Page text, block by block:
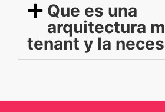
Que es una
arquitectura
tenant y la